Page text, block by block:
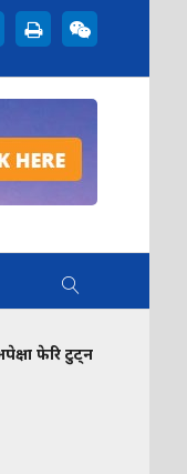
फेरि टुट्न